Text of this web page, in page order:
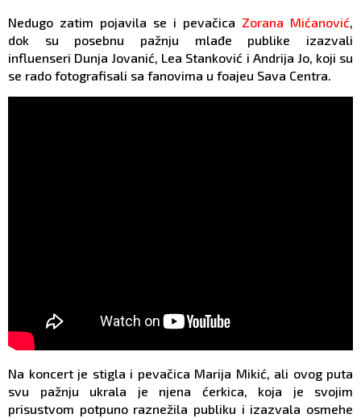
Nedugo zatim pojavila se i pevačica Zorana Mićanović,
dok su posebnu pažnju mlađe publike izazvali
influenseri Dunja Jovanić, Lea Stanković i Andrija Jo, koji su
se rado fotografisali sa fanovima u foajeu Sava Centra.
Na koncert je stigla i pevačica Marija Mikić, ali ovog puta
svu pažnju ukrala je njena ćerkica, koja je svojim
prisustvom potpuno raznežila publiku i izazvala osmehe